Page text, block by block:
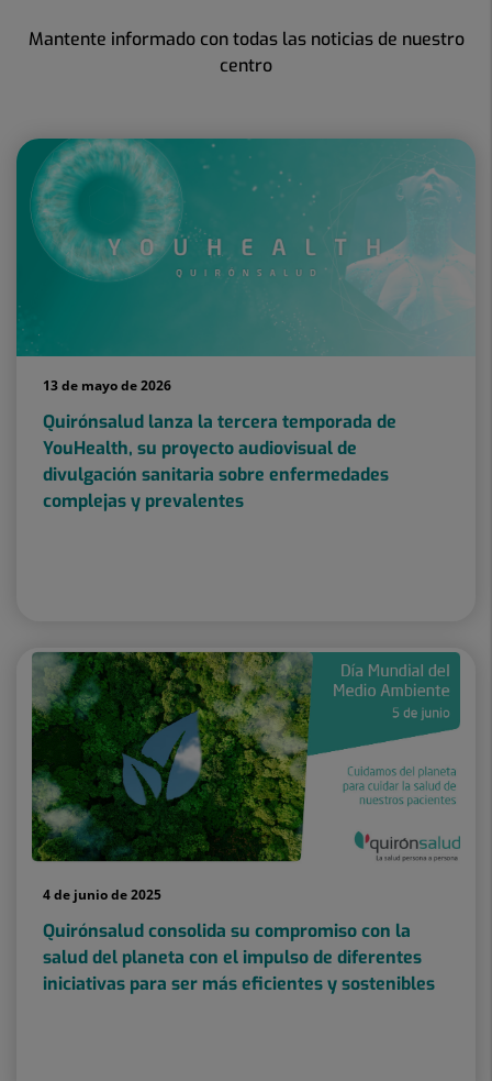
Mantente informado con todas las noticias de nuestro
centro
13 de mayo de 2026
Quirónsalud lanza la tercera temporada de
YouHealth, su proyecto audiovisual de
divulgación sanitaria sobre enfermedades
complejas y prevalentes
4 de junio de 2025
Quirónsalud consolida su compromiso con la
salud del planeta con el impulso de diferentes
iniciativas para ser más eficientes y sostenibles